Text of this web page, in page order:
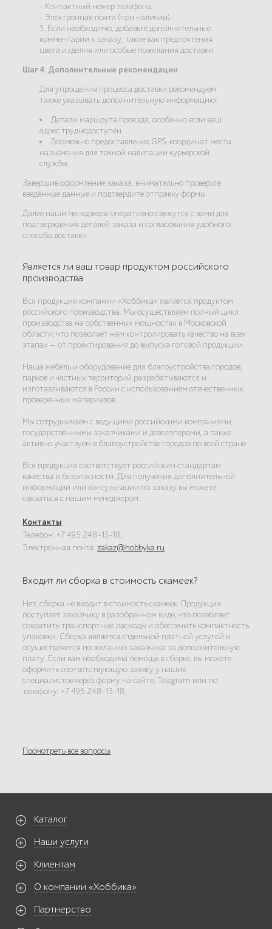
- Контактный номер телефона.
- Электронная почта (при наличии).
3. Если необходимо, добавьте дополнительные
комментарии к заказу, такие как предпочтения
цвета изделия или особые пожелания доставки.
Шаг 4. Дополнительные рекомендации
Для упрощения процесса доставки рекомендуем
также указывать дополнительную информацию:
Детали маршрута проезда, особенно если ваш
адрес труднодоступен.
Возможно предоставление GPS-координат места
назначения для точной навигации курьерской
службы.
Завершив оформление заказа, внимательно проверьте
введённые данные и подтвердите отправку формы.
Далее наши менеджеры оперативно свяжутся с вами для
подтверждения деталей заказа и согласования удобного
способа доставки.
Является ли ваш товар продуктом российского
производства
Вся продукция компании «Хоббика» является продуктом
российского производства. Мы осуществляем полный цикл
производства на собственных мощностях в Московской
области, что позволяет нам контролировать качество на всех
этапах — от проектирования до выпуска готовой продукции.
Наша мебель и оборудование для благоустройства городов,
парков и частных территорий разрабатываются и
изготавливаются в России с использованием отечественных
проверенных материалов.
Мы сотрудничаем с ведущими российскими компаниями,
государственными заказчиками и девелоперами, а также
активно участвуем в благоустройстве городов по всей стране.
Вся продукция соответствует российским стандартам
качества и безопасности. Для получения дополнительной
информации или консультации по заказу вы можете
связаться с нашим менеджером.
Контакты:
Телефон: +7 495 248-13-18;
Электронная почта:zakaz@hobbyka.ru
Входит ли сборка в стоимость скамеек?
Нет, сборка не входит в стоимость скамеек. Продукция
поступает заказчику в разобранном виде, что позволяет
сократить транспортные расходы и обеспечить компактность
упаковки. Сборка является отдельной платной услугой и
осуществляется по желанию заказчика за дополнительную
плату. Если вам необходима помощь в сборке, вы можете
оформить соответствующую заявку у наших
специалистов через форму на сайте, Telegram или по
телефону: +7 495 248-13-18.
Посмотреть все вопросы
Каталог
Наши услуги
Клиентам
О компании «Хоббика»
Партнерство